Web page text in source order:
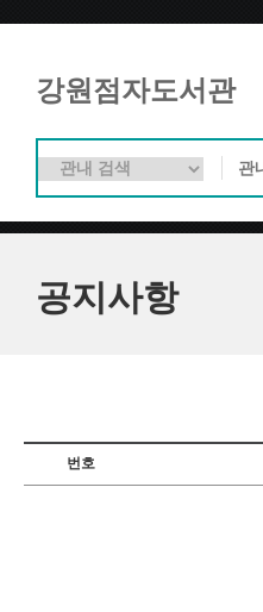
강원점자도서관
공지사항
번호